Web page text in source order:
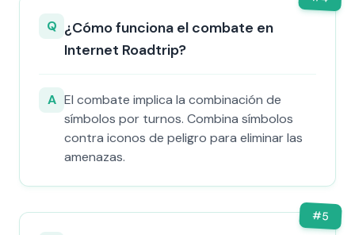
Q ¿Cómo funciona el combate en
Internet Roadtrip?
A El combate implica la combinación de
símbolos por turnos. Combina símbolos
contra iconos de peligro para eliminar las
amenazas.
#5